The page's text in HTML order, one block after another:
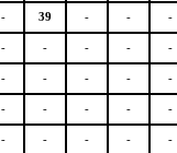
- 39 - - -
- - - - -
- - - - -
- - - - -
- - - - -